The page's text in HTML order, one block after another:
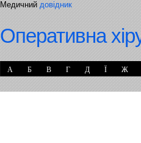
Медичнийдовідник
Оперативна
А Б В Г Д Ї Ж